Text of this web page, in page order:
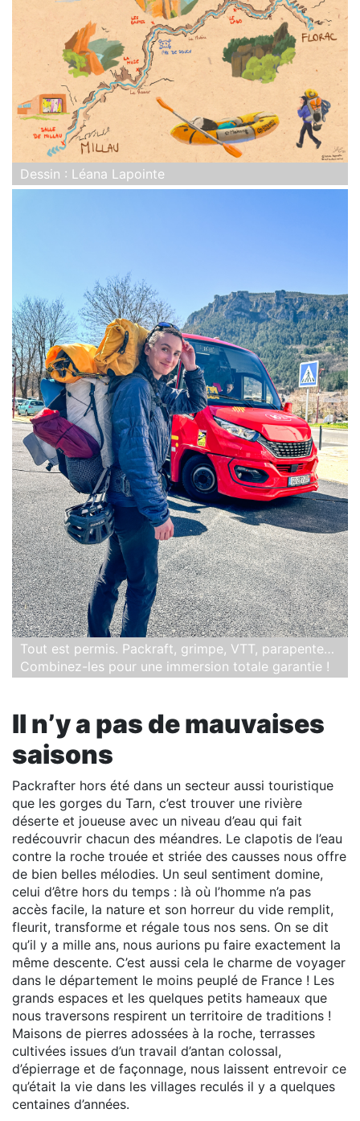
Dessin : Léana Lapointe
Tout est permis. Packraft, grimpe, VTT, parapente…
Combinez-les pour une immersion totale garantie !
Il n’y a pas de mauvaises
saisons
Packrafter hors été dans un secteur aussi touristique
que les gorges du Tarn, c’est trouver une rivière
déserte et joueuse avec un niveau d’eau qui fait
redécouvrir chacun des méandres. Le clapotis de l’eau
contre la roche trouée et striée des causses nous offre
de bien belles mélodies. Un seul sentiment domine,
celui d’être hors du temps : là où l’homme n’a pas
accès facile, la nature et son horreur du vide remplit,
fleurit, transforme et régale tous nos sens. On se dit
qu’il y a mille ans, nous aurions pu faire exactement la
même descente. C’est aussi cela le charme de voyager
dans le département le moins peuplé de France ! Les
grands espaces et les quelques petits hameaux que
nous traversons respirent un territoire de traditions !
Maisons de pierres adossées à la roche, terrasses
cultivées issues d’un travail d’antan colossal,
d’épierrage et de façonnage, nous laissent entrevoir ce
qu’était la vie dans les villages reculés il y a quelques
centaines d’années.